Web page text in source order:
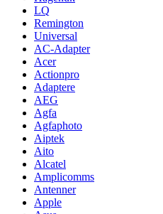
LQ
Remington
Universal
AC-Adapter
Acer
Actionpro
Adaptere
AEG
Agfa
Agfaphoto
Aiptek
Aito
Alcatel
Amplicomms
Antenner
Apple